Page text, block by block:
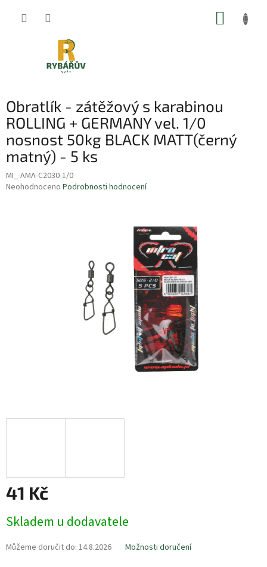
Obratlík - zátěžový s karabinou
ROLLING + GERMANY vel. 1/0
nosnost 50kg BLACK MATT(černý
matný) - 5 ks
MI_-AMA-C2030-1/0
Průměrné
Neohodnoceno Podrobnosti hodnocení
41 Kč
cena:
Skladem u dodavatele
Můžeme doručit do: 14.8.2026 Možnosti doručení